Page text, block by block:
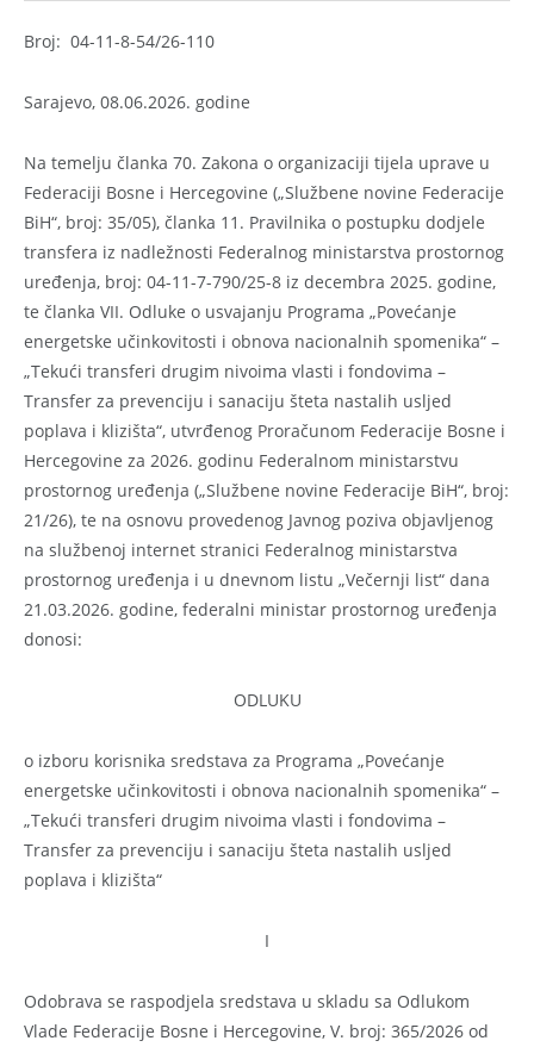
Broj: 04-11-8-54/26-110
Sarajevo, 08.06.2026. godine
Na temelju članka 70. Zakona o organizaciji tijela uprave u
Federaciji Bosne i Hercegovine („Službene novine Federacije
BiH“, broj: 35/05), članka 11. Pravilnika o postupku dodjele
transfera iz nadležnosti Federalnog ministarstva prostornog
uređenja, broj: 04-11-7-790/25-8 iz decembra 2025. godine,
te članka VII. Odluke o usvajanju Programa „Povećanje
energetske učinkovitosti i obnova nacionalnih spomenika“ –
„Tekući transferi drugim nivoima vlasti i fondovima –
Transfer za prevenciju i sanaciju šteta nastalih usljed
poplava i klizišta“, utvrđenog Proračunom Federacije Bosne i
Hercegovine za 2026. godinu Federalnom ministarstvu
prostornog uređenja („Službene novine Federacije BiH“, broj:
21/26), te na osnovu provedenog Javnog poziva objavljenog
na službenoj internet stranici Federalnog ministarstva
prostornog uređenja i u dnevnom listu „Večernji list“ dana
21.03.2026. godine, federalni ministar prostornog uređenja
donosi:
ODLUKU
o izboru korisnika sredstava za Programa „Povećanje
energetske učinkovitosti i obnova nacionalnih spomenika“ –
„Tekući transferi drugim nivoima vlasti i fondovima –
Transfer za prevenciju i sanaciju šteta nastalih usljed
poplava i klizišta“
I
Odobrava se raspodjela sredstava u skladu sa Odlukom
Vlade Federacije Bosne i Hercegovine, V. broj: 365/2026 od